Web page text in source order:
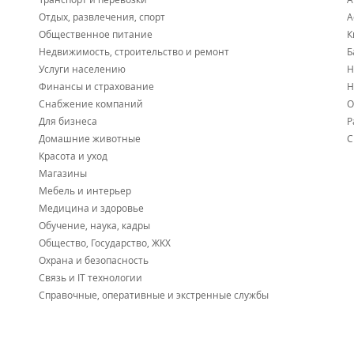
Социальный опыт работы в команде;
Взаимодействие со сверстниками, старшими
Развитие координационных способностей;
Любовь к спорту и здоровому образу жизни.
Достижения:
1 место. Чемпионы Первенства Приморского края
1 место. Матчевые встречи дружественных
1 место. Квалификационный этап
групповой этап - 3 место. Из 38 команд - 11 место.
1 место. Дальневосточный турнир по мини-
1 место. Дальневосточный турнир по мини-
1 место. Квалификационный этап
Дивизион Тихновецкого среди детей 2009 г. р.
2 место. Квалификационный этап
Дивизион Тихновецкого среди детей 2011 г. р.
Отдых, развлечения, спорт
Общественное питание
Недвижимость, строительство и ремонт
Услуги населению
Финансы и страхование
Снабжение компаний
Для бизнеса
Домашние животные
Красота и уход
Магазины
Мебель и интерьер
Медицина и здоровье
Обучение, наука, кадры
Общество, Государство, ЖКХ
Охрана и безопасность
Связь и IT технологии
Справочные, оперативные и экстренные службы